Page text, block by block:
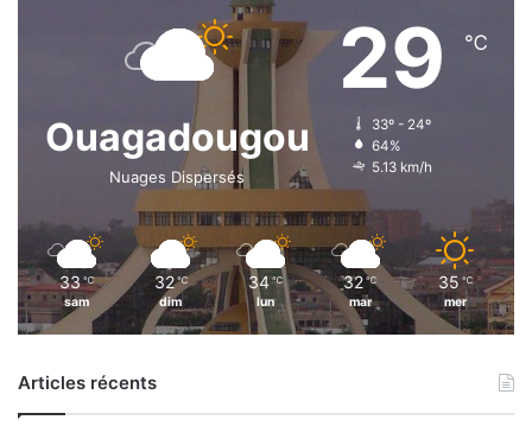
Ouagadougou
Nuages Dispersés
29 ℃
33º - 24º
64%
5.13 km/h
33 ℃
sam
32 ℃
dim
34 ℃
lun
32 ℃
mar
35 ℃
mer
Articles récents